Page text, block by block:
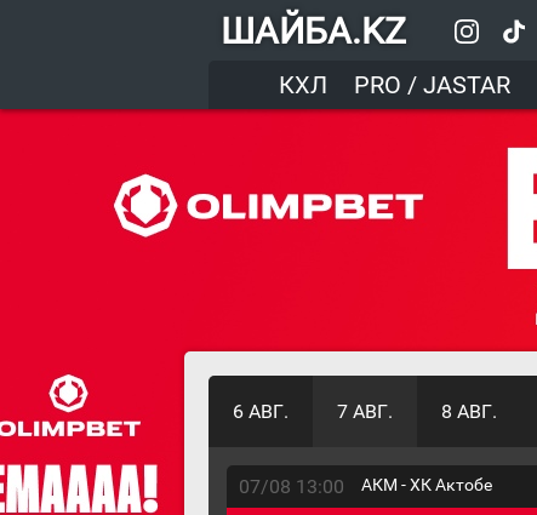
ШАЙБА.KZ
КХЛ
PRO / JASTAR
6 АВГ. 7 АВГ. 8 АВГ.
07/08 13:00 АКМ - ХК Актобе